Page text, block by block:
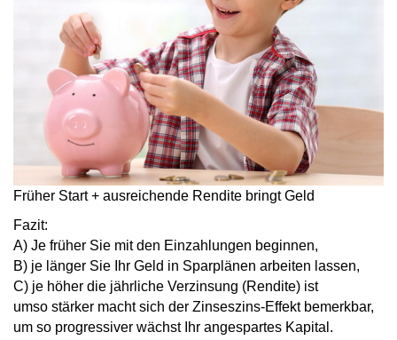
Früher Start + ausreichende Rendite bringt Geld
Fazit:
A) Je früher Sie mit den Einzahlungen beginnen,
B) je länger Sie Ihr Geld in Sparplänen arbeiten lassen,
C) je höher die jährliche Verzinsung (Rendite) ist
umso stärker macht sich der Zinseszins-Effektbemerkbar,
um so progressiver wächst Ihr angespartes Kapital.